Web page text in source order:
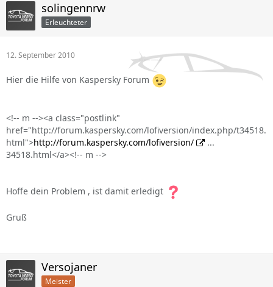
solingennrw
Erleuchteter
12. September 2010
Hier die Hilfe von Kaspersky Forum
<!-- m --><a class="postlink"
href="http://forum.kaspersky.com/lofiversion/index.php/t34518.
html">http://forum.kaspersky.com/lofiversion/
...
34518.html</a><!-- m -->
Hoffe dein Problem , ist damit erledigt
Gruß
Versojaner
Meister